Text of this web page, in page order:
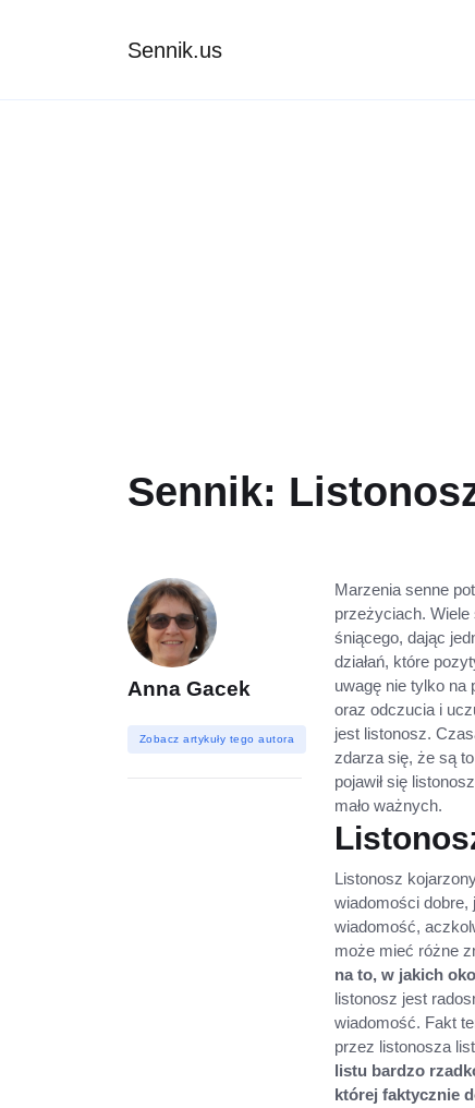
Sennik.us
Sennik:
Anna Gacek
Zobacz artykuły tego autora
Marzenia senne
przeżyciach.
śniącego, dając
działań, które
uwagę nie tylko na
oraz odczucia i
jest listonosz.
zdarza się, że są
pojawił się
mało ważnych.
Listonosz
wiadomości dobre,
wiadomość,
może mieć różne
na to, w jakich
listonosz jest
wiadomość. Fakt
przez listonosza
listu bardzo
której faktycznie